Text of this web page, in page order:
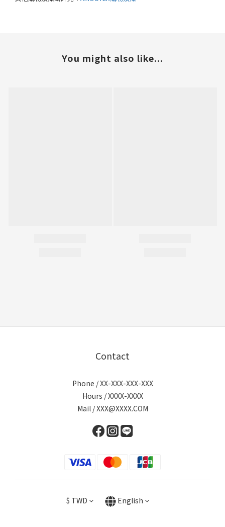
You might also like...
Contact
Phone / XX-XXX-XXX-XXX
Hours / XXXX-XXXX
Mail / XXX@XXXX.COM
$ TWD English